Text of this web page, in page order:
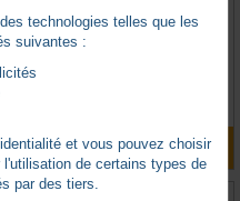
Sur commande uniquement
AJOUTER AU PANIER
technologies telles que les
suivantes :
et vous pouvez choisir
de certains types de
par des tiers.